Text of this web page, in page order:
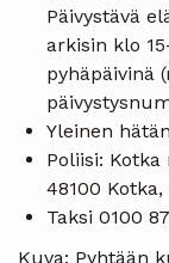
Päivystävä
arkisin klo
pyhäpäivinä
Yleinen
Poliisi: Kotka
48100 Kotka,
Taksi 0100
Kuva: Pyhtään